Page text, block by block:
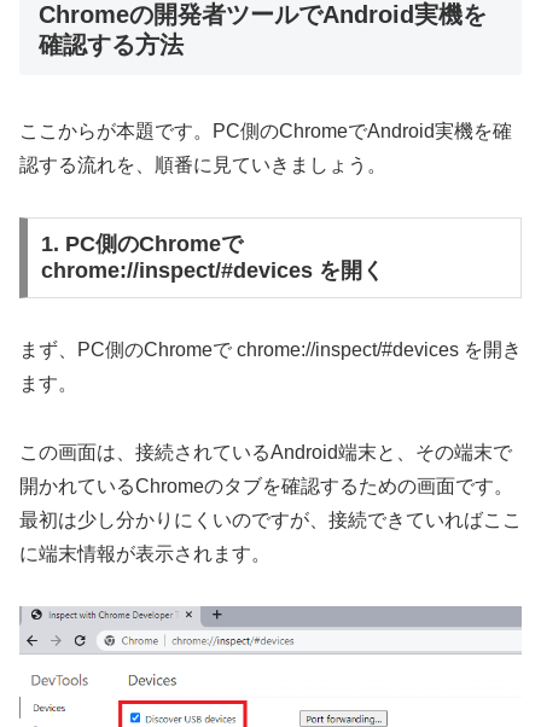
Chromeの開発者ツールでAndroid実機を
確認する方法
ここからが本題です。PC側のChromeでAndroid実機を確
認する流れを、順番に見ていきましょう。
1. PC側のChromeで
chrome://inspect/#devices を開く
まず、PC側のChromeで chrome://inspect/#devices を開き
ます。
この画面は、接続されているAndroid端末と、その端末で
開かれているChromeのタブを確認するための画面です。
最初は少し分かりにくいのですが、接続できていればここ
に端末情報が表示されます。